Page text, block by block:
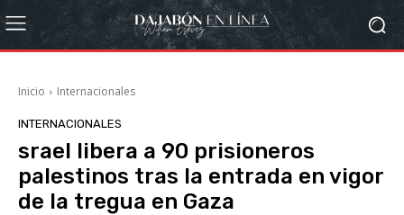
Inicio Internacionales
INTERNACIONALES
srael libera a 90 prisioneros
palestinos tras la entrada en vigor
de la tregua en Gaza